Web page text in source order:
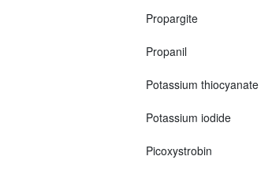
Propargite
Propanil
Potassium thiocyanate
Potassium iodide
Picoxystrobin